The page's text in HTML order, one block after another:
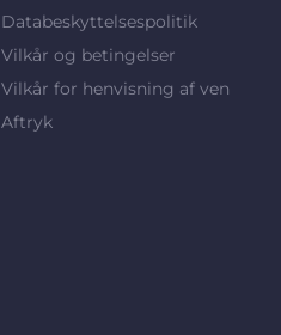
Databeskyttelsespolitik
Vilkår og betingelser
Vilkår for henvisning af ven
Aftryk